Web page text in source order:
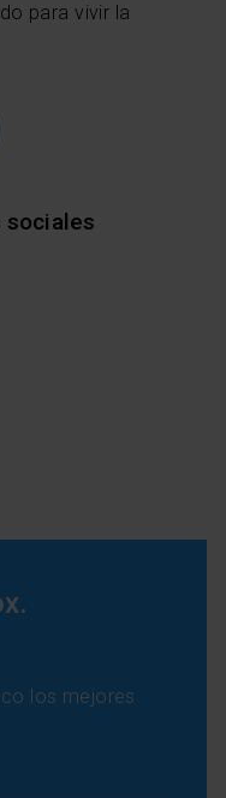
para vivir la
sociales
los mejores